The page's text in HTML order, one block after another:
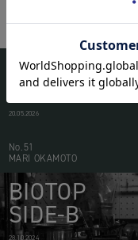
BIOTOP
PEOPLE
20.05.2026
No.51
MARI OKAMOTO
BIOTOP
SIDE-B
28.10.2024